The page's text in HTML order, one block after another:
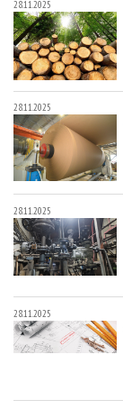
28.11.2025
28.11.2025
28.11.2025
28.11.2025